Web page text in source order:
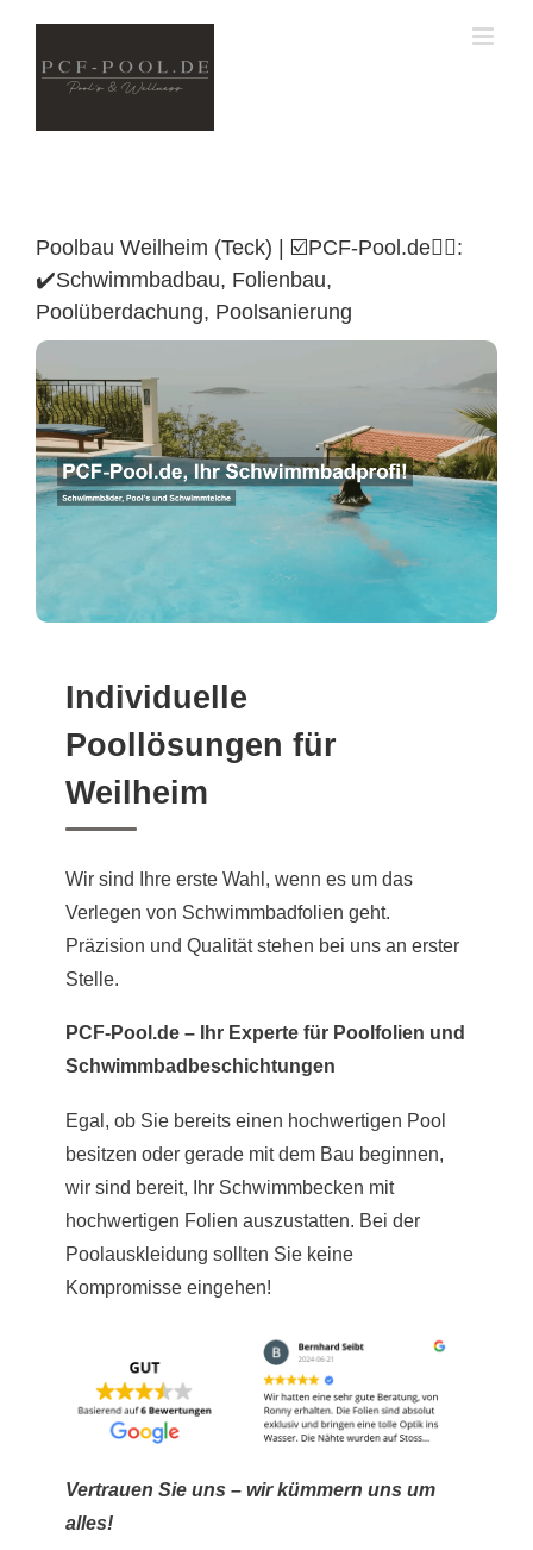
content
Poolbau Weilheim (Teck) | ☑️PCF-Pool.de🏊🏼:
✔️Schwimmbadbau, Folienbau,
Poolüberdachung, Poolsanierung
Poolüberdachung
Individuelle
Poollösungen für
Weilheim
Wir sind Ihre erste Wahl, wenn es um das
Verlegen von Schwimmbadfolien geht.
Präzision und Qualität stehen bei uns an erster
Stelle.
PCF-Pool.de – Ihr Experte für Poolfolien und
Schwimmbadbeschichtungen
Egal, ob Sie bereits einen hochwertigen Pool
besitzen oder gerade mit dem Bau beginnen,
wir sind bereit, Ihr Schwimmbecken mit
hochwertigen Folien auszustatten. Bei der
Poolauskleidung sollten Sie keine
Kompromisse eingehen!
Vertrauen Sie uns – wir kümmern uns um
alles!